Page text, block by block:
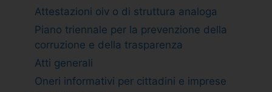
Attestazioni oiv o di struttura analoga
Piano triennale per la prevenzione della
corruzione e della trasparenza
Atti generali
Oneri informativi per cittadini e imprese